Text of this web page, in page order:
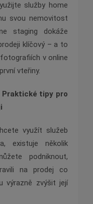
služby home
svou nemovitost
staging dokáže
klíčový – a to
v online
vteřiny.
tipy pro
využít služeb
existuje několik
podniknout,
na prodej co
výrazně zvýšit její